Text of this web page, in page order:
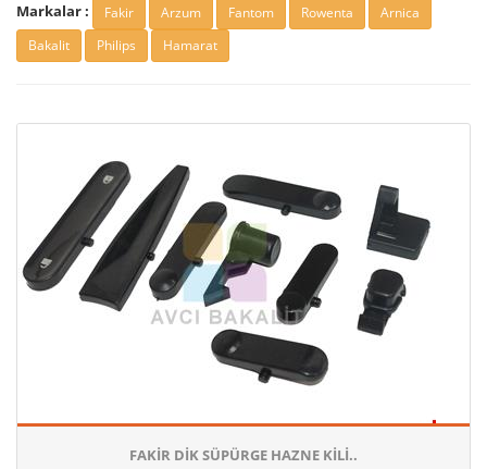
Markalar : Fakir Arzum Fantom Rowenta
Arnica
Bakalit
Philips Hamarat
FAKIR DIK SÜPÜRGE HAZNE KILI..